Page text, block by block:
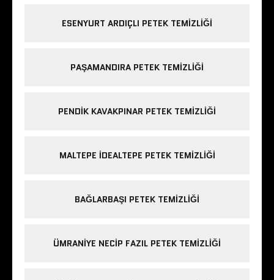
ESENYURT ARDIÇLI PETEK TEMIZLIĞI
PAŞAMANDIRA PETEK TEMIZLIĞI
PENDIK KAVAKPINAR PETEK TEMIZLIĞI
MALTEPE IDEALTEPE PETEK TEMIZLIĞI
BAĞLARBAŞI PETEK TEMIZLIĞI
ÜMRANIYE NECIP FAZIL PETEK TEMIZLIĞI